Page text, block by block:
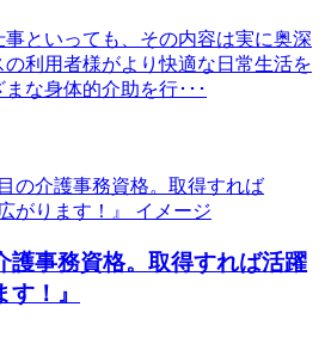
といっても、その内容は実に奥深
利用者様がより快適な日常生活を
な身体的介助を行･･･
護事務資格。取得すれば活躍
！』